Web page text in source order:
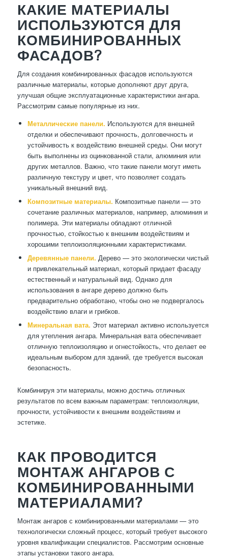
КАКИЕ МАТЕРИАЛЫ
ИСПОЛЬЗУЮТСЯ ДЛЯ
КОМБИНИРОВАННЫХ
ФАСАДОВ?
Для создания комбинированных фасадов используются
различные материалы, которые дополняют друг друга,
улучшая общие эксплуатационные характеристики ангара.
Рассмотрим самые популярные из них.
Металлические панели. Используются для внешней
отделки и обеспечивают прочность, долговечность и
устойчивость к воздействию внешней среды. Они могут
быть выполнены из оцинкованной стали, алюминия или
других металлов. Важно, что такие панели могут иметь
различную текстуру и цвет, что позволяет создать
уникальный внешний вид.
Композитные материалы. Композитные панели — это
сочетание различных материалов, например, алюминия и
полимера. Эти материалы обладают отличной
прочностью, стойкостью к внешним воздействиям и
хорошими теплоизоляционными характеристиками.
Деревянные панели. Дерево — это экологически чистый
и привлекательный материал, который придает фасаду
естественный и натуральный вид. Однако для
использования в ангаре дерево должно быть
предварительно обработано, чтобы оно не подвергалось
воздействию влаги и грибков.
Минеральная вата. Этот материал активно используется
для утепления ангара. Минеральная вата обеспечивает
отличную теплоизоляцию и огнестойкость, что делает ее
идеальным выбором для зданий, где требуется высокая
безопасность.
Комбинируя эти материалы, можно достичь отличных
результатов по всем важным параметрам: теплоизоляции,
прочности, устойчивости к внешним воздействиям и
эстетике.
КАК ПРОВОДИТСЯ
МОНТАЖ АНГАРОВ С
КОМБИНИРОВАННЫМИ
МАТЕРИАЛАМИ?
Монтаж ангаров с комбинированными материалами — это
технологически сложный процесс, который требует высокого
уровня квалификации специалистов. Рассмотрим основные
этапы установки такого ангара.